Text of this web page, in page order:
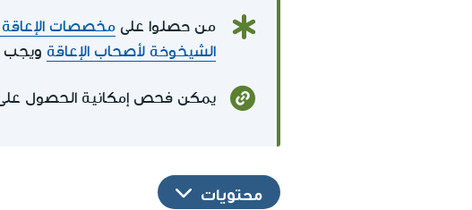
من حصلوا على مخصصات الإعاقة
الشيخوخة لأصحاب الإعاقة ويجب
يمكن فحص إمكانية الحصول
محتويات